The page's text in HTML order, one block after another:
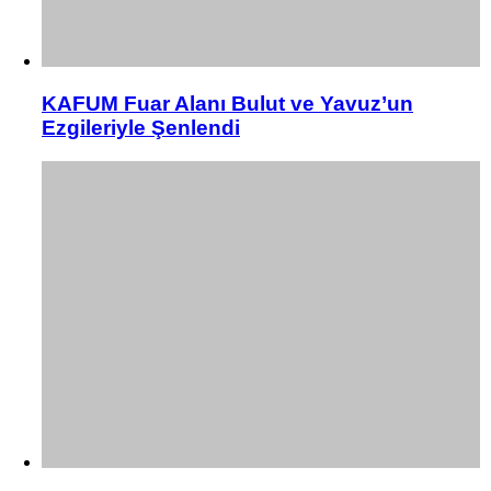
KAFUM Fuar Alanı Bulut ve Yavuz’un
Ezgileriyle Şenlendi